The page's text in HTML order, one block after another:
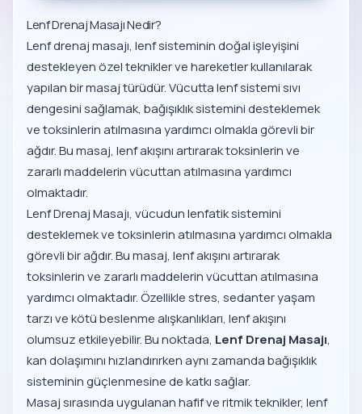
Lenf Drenaj Masajı Nedir?
Lenf drenaj masajı, lenf sisteminin doğal işleyişini
destekleyen özel teknikler ve hareketler kullanılarak
yapılan bir masaj türüdür. Vücutta lenf sistemi sıvı
dengesini sağlamak, bağışıklık sistemini desteklemek
ve toksinlerin atılmasına yardımcı olmakla görevli bir
ağdır. Bu masaj, lenf akışını artırarak toksinlerin ve
zararlı maddelerin vücuttan atılmasına yardımcı
olmaktadır.
Lenf Drenaj Masajı, vücudun lenfatik sistemini
desteklemek ve toksinlerin atılmasına yardımcı olmakla
görevli bir ağdır. Bu masaj, lenf akışını artırarak
toksinlerin ve zararlı maddelerin vücuttan atılmasına
yardımcı olmaktadır. Özellikle stres, sedanter yaşam
tarzı ve kötü beslenme alışkanlıkları, lenf akışını
olumsuz etkileyebilir. Bu noktada, Lenf Drenaj Masajı,
kan dolaşımını hızlandırırken aynı zamanda bağışıklık
sisteminin güçlenmesine de katkı sağlar.
Masaj sırasında uygulanan hafif ve ritmik teknikler, lenf